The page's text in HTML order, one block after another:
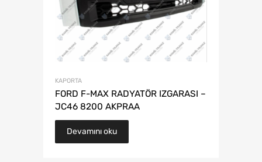
KAPORTA
FORD F-MAX RADYATÖR IZGARASI –
JC46 8200 AKPRAA
Devamını oku